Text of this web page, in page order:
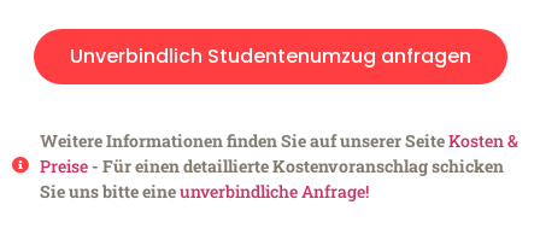
Unverbindlich Studentenumzug anfragen
Weitere Informationen finden Sie auf unserer SeiteKosten &
Preise- Für einen detaillierte Kostenvoranschlag schicken
Sie uns bitte eineunverbindliche Anfrage!